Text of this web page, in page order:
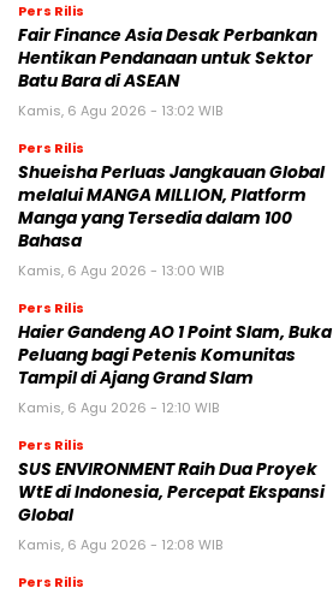
Pers Rilis
Fair Finance Asia Desak Perbankan
Hentikan Pendanaan untuk Sektor
Batu Bara di ASEAN
Kamis, 6 Agu 2026 - 13:02 WIB
Pers Rilis
Shueisha Perluas Jangkauan Global
melalui MANGA MILLION, Platform
Manga yang Tersedia dalam 100
Bahasa
Kamis, 6 Agu 2026 - 13:00 WIB
Pers Rilis
Haier Gandeng AO 1 Point Slam, Buka
Peluang bagi Petenis Komunitas
Tampil di Ajang Grand Slam
Kamis, 6 Agu 2026 - 12:10 WIB
Pers Rilis
SUS ENVIRONMENT Raih Dua Proyek
WtE di Indonesia, Percepat Ekspansi
Global
Kamis, 6 Agu 2026 - 12:08 WIB
Pers Rilis